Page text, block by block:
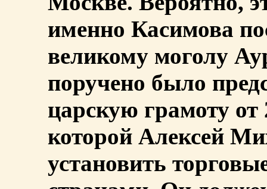
именно Касимова
великому моголу
поручено было
царскую грамоту от
которой Алексей
установить